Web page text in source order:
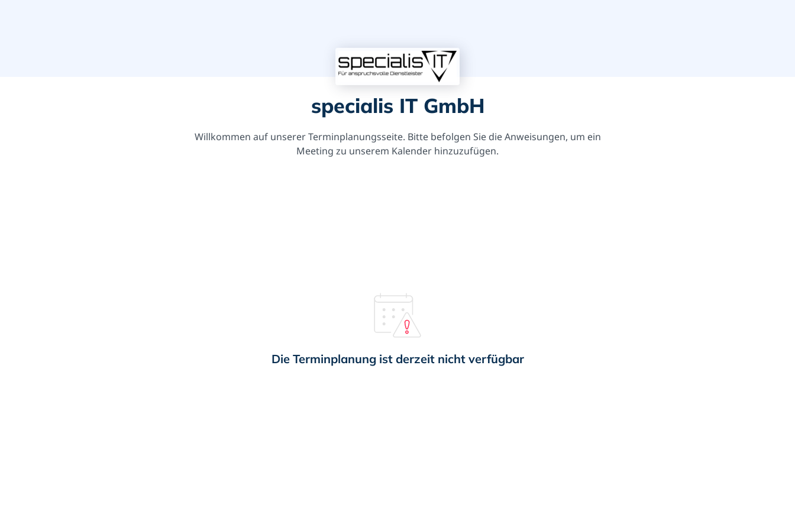
specialis IT GmbH
Willkommen auf unserer Terminplanungsseite. Bitte befolgen Sie die Anweisungen, um ein
Meeting zu unserem Kalender hinzuzufügen.
Die Terminplanung ist derzeit nicht verfügbar